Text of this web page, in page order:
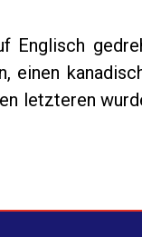
einen
letzteren